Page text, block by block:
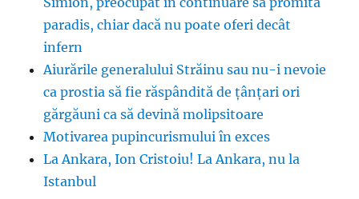
paradis, chiar dacă nu poate oferi decât
infern
Aiurările generalului Străinu sau nu-i nevoie
ca prostia să fie răspândită de țânțari ori
gărgăuni ca să devină molipsitoare
Motivarea pupincurismului în exces
La Ankara, Ion Cristoiu! La Ankara, nu la
Istanbul